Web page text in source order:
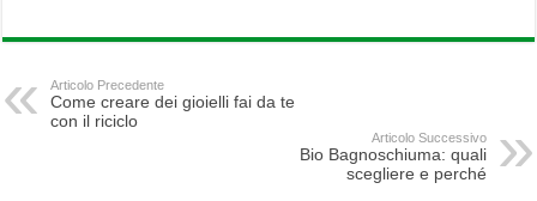
Articolo Precedente
Come creare dei gioielli fai da te
con il riciclo
Articolo Successivo
Bio Bagnoschiuma: quali
scegliere e perché